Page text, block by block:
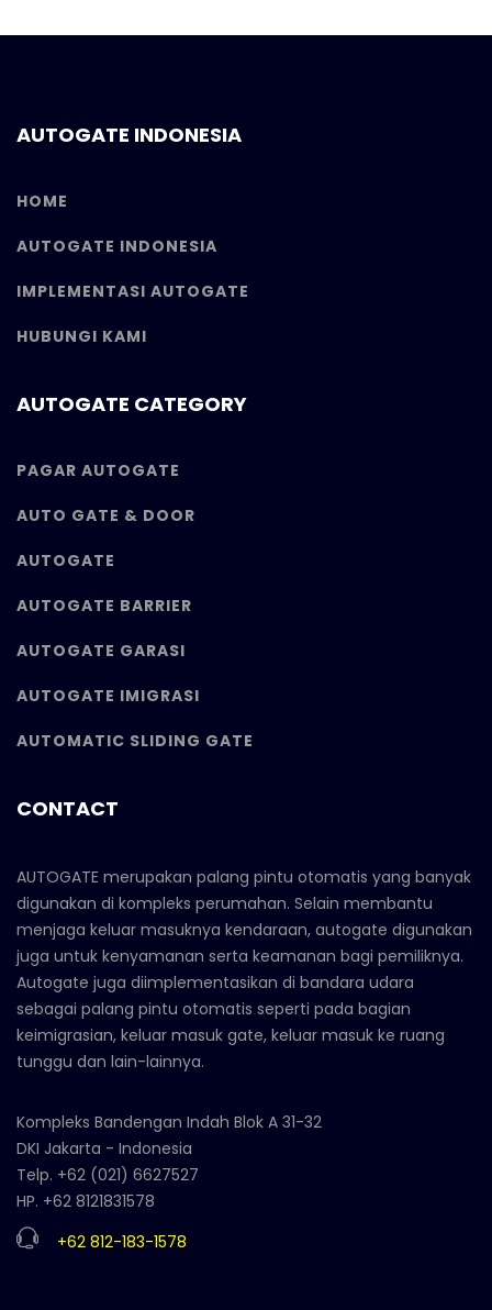
AUTOGATE INDONESIA
HOME
AUTOGATE INDONESIA
IMPLEMENTASI AUTOGATE
HUBUNGI KAMI
AUTOGATE CATEGORY
PAGAR AUTOGATE
AUTO GATE & DOOR
AUTOGATE
AUTOGATE BARRIER
AUTOGATE GARASI
AUTOGATE IMIGRASI
AUTOMATIC SLIDING GATE
CONTACT
AUTOGATE merupakan palang pintu otomatis yang banyak
digunakan di kompleks perumahan. Selain membantu
menjaga keluar masuknya kendaraan, autogate digunakan
juga untuk kenyamanan serta keamanan bagi pemiliknya.
Autogate juga diimplementasikan di bandara udara
sebagai palang pintu otomatis seperti pada bagian
keimigrasian, keluar masuk gate, keluar masuk ke ruang
tunggu dan lain-lainnya.
Kompleks Bandengan Indah Blok A 31-32
DKI Jakarta - Indonesia
Telp. +62 (021) 6627527
HP. +62 8121831578
+62 812-183-1578